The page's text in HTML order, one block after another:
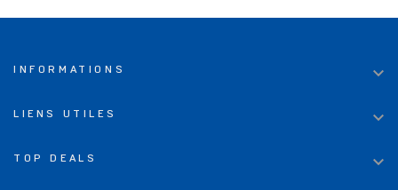
INFORMATIONS 
LIENS UTILES 
TOP DEALS 